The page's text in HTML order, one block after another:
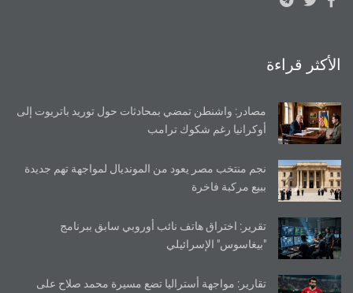
الأكثر قراءة
مصادر: واشنطن تمضي بمحادثات حول توريد باتريوت إلى
أوكرانيا رغم شكوك ترامب
نجم منتخب مصر يعود من المونديال لمواجهة تهم جديدة
ببيع مركبة فاخرة
تقرير: اختراق هاتف نائب أوروبي سابق ببرنامج
"بيغاسوس" الإسرائيلي
تقارير: مواجهة أستراليا تضع مسيرة محمد صلاح على